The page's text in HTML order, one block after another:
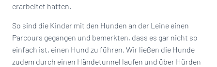
erarbeitet hatten.
So sind die Kinder mit den Hunden an der Leine einen
Parcours gegangen und bemerkten, dass es gar nicht so
einfach ist, einen Hund zu führen. Wir ließen die Hunde
zudem durch einen Händetunnel laufen und über Hürden